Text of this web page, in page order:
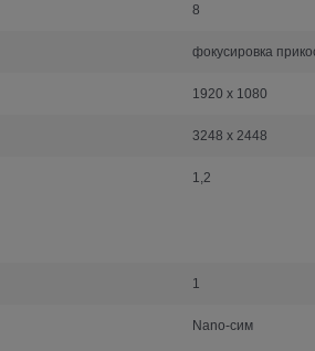
8
фокусировка
1920 x 1080
3248 x 2448
1,2
1
Nano-сим